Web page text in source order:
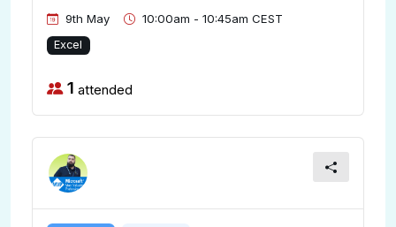
9th May 10:00am - 10:45am CEST
Excel
1 attended